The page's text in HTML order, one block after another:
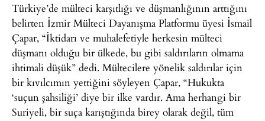
Türkiye’de mülteci karşıtlığı ve düşmanlığının arttığını
belirten İzmir Mülteci Dayanışma Platformu üyesi İsmail
Çapar, “İktidarı ve muhalefetiyle herkesin mülteci
düşmanı olduğu bir ülkede, bu gibi saldırıların olmama
ihtimali düşük” dedi. Mültecilere yönelik saldırılar için
bir kıvılcımın yettiğini söyleyen Çapar, “Hukukta
‘suçun şahsiliği’ diye bir ilke vardır. Ama herhangi bir
Suriyeli, bir suça karıştığında birey olarak değil, tüm